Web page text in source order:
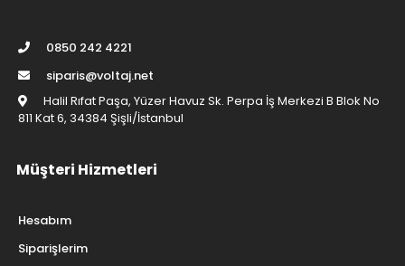
0850 242 4221
siparis@voltaj.net
Halil Rıfat Paşa, Yüzer Havuz Sk. Perpa İş Merkezi B Blok No
811 Kat 6, 34384 Şişli/İstanbul
Müşteri Hizmetleri
Hesabım
Siparişlerim